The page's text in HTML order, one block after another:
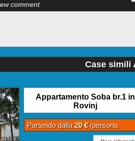
comment
Case simili
Appartamento Soba br.1 in
Rovinj
Partendo dalla20 €/persona